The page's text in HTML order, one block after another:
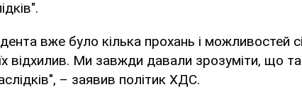
вже було кілька прохань і можливостей
відхилив. Ми завжди давали зрозуміти, що
– заявив політик ХДС.